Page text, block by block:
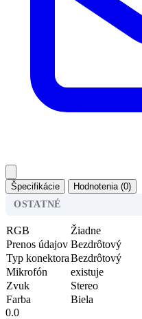
Špecifikácie
Hodnotenia (0)
OSTATNÉ
RGB
Žiadne
Prenos údajov Bezdrôtový
Typ konektoraBezdrôtový
Mikrofón
existuje
Zvuk
Stereo
Farba
Biela
0.0